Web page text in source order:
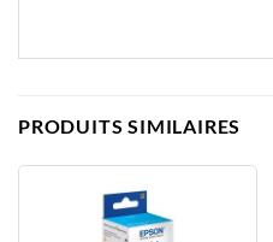
PRODUITS SIMILAIRES